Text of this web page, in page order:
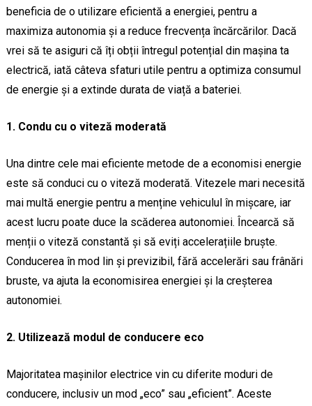
beneficia de o utilizare eficientă a energiei, pentru a
maximiza autonomia și a reduce frecvența încărcărilor. Dacă
vrei să te asiguri că îți obții întregul potențial din mașina ta
electrică, iată câteva sfaturi utile pentru a optimiza consumul
de energie și a extinde durata de viață a bateriei.
1. Condu cu o viteză moderată
Una dintre cele mai eficiente metode de a economisi energie
este să conduci cu o viteză moderată. Vitezele mari necesită
mai multă energie pentru a menține vehiculul în mișcare, iar
acest lucru poate duce la scăderea autonomiei. Încearcă să
menții o viteză constantă și să eviți accelerațiile bruște.
Conducerea în mod lin și previzibil, fără accelerări sau frânări
bruste, va ajuta la economisirea energiei și la creșterea
autonomiei.
2. Utilizează modul de conducere eco
Majoritatea mașinilor electrice vin cu diferite moduri de
conducere, inclusiv un mod „eco” sau „eficient”. Aceste